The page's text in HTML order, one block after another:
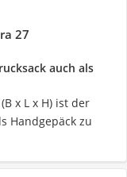
27
auch als
x L x H) ist der
Handgepäck zu